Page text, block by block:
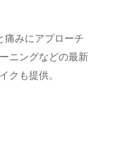
みにアプローチ
ニングなどの最新
クも提供。